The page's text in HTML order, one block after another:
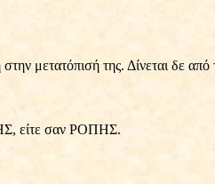
μετατόπισή της. Δίνεται δε
είτε σαν ΡΟΠΗΣ.